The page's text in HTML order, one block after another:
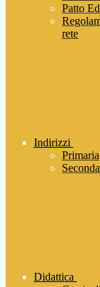
Patto
rete
Indirizzi
Primaria
Didattica